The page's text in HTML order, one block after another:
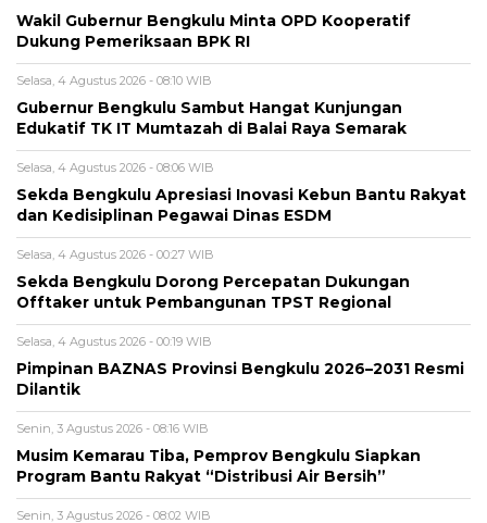
Wakil Gubernur Bengkulu Minta OPD Kooperatif
Dukung Pemeriksaan BPK RI
Selasa, 4 Agustus 2026 - 08:10 WIB
Gubernur Bengkulu Sambut Hangat Kunjungan
Edukatif TK IT Mumtazah di Balai Raya Semarak
Selasa, 4 Agustus 2026 - 08:06 WIB
Sekda Bengkulu Apresiasi Inovasi Kebun Bantu Rakyat
dan Kedisiplinan Pegawai Dinas ESDM
Selasa, 4 Agustus 2026 - 00:27 WIB
Sekda Bengkulu Dorong Percepatan Dukungan
Offtaker untuk Pembangunan TPST Regional
Selasa, 4 Agustus 2026 - 00:19 WIB
Pimpinan BAZNAS Provinsi Bengkulu 2026–2031 Resmi
Dilantik
Senin, 3 Agustus 2026 - 08:16 WIB
Musim Kemarau Tiba, Pemprov Bengkulu Siapkan
Program Bantu Rakyat “Distribusi Air Bersih”
Senin, 3 Agustus 2026 - 08:02 WIB